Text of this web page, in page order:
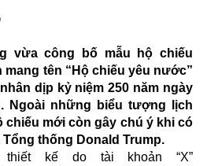
vừa công bố mẫu hộ chiếu
mang tên “Hộ chiếu yêu nước”
dịp kỷ niệm 250 năm ngày
Ngoài những biểu tượng lịch
chiếu mới còn gây chú ý khi có
thống Donald Trump.
kế do tài khoản “X”